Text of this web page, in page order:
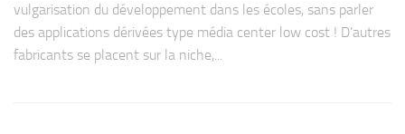
vulgarisation du développement dans les écoles, sans parler
des applications dérivées type média center low cost ! D’autres
fabricants se placent sur la niche,...